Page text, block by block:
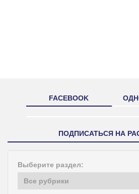
FACEBOOK
ПОДПИСАТЬСЯ НА
Выберите раздел: